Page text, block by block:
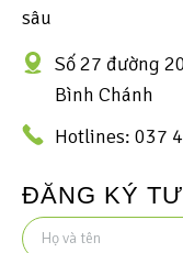
sâu
Số 27 đường
Bình Chánh
Hotlines: 037
ĐĂNG KÝ